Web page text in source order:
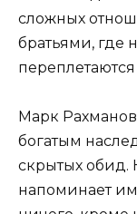
сложных
братьями, где
Марк
богатым
скрытых обид.
напоминает